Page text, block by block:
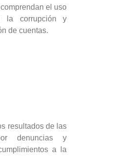
el uso
la corrupción y
de cuentas.
resultados de las
denuncias y
a la